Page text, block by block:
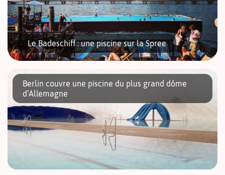
Le Badeschiff : une piscine sur la Spree
Le Badeschiff, implanté sur la rive sud de la Spree, est un
lieu hypissime par excellence ! C’est une piscine géante
flottant sur la rivière, découpée dans la coque d’un […]
Berlin couvre une piscine du plus grand dôme
d’Allemagne